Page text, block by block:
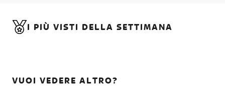
I PIÙ VISTI DELLA SETTIMANA
VUOI VEDERE ALTRO?